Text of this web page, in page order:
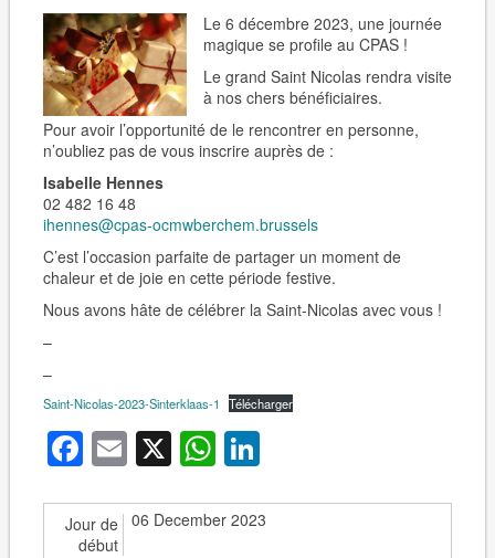
Le 6 décembre 2023, une journée
magique se profile au CPAS !
Le grand Saint Nicolas rendra visite
à nos chers bénéficiaires.
Pour avoir l’opportunité de le rencontrer en personne,
n’oubliez pas de vous inscrire auprès de :
Isabelle Hennes
02 482 16 48
ihennes@cpas-ocmwberchem.brussels
C’est l’occasion parfaite de partager un moment de
chaleur et de joie en cette période festive.
Nous avons hâte de célébrer la Saint-Nicolas avec vous !
–
–
Saint-Nicolas-2023-Sinterklaas-1 Télécharger
Facebook
Email
X WhatsApp
LinkedIn
Jour de
début
06 December 2023